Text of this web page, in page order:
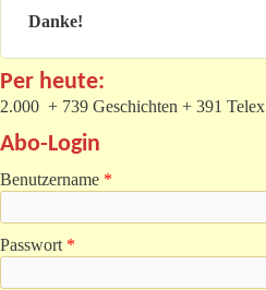
Danke!
Per heute:
2.000 + 739 Geschichten + 391 Telex
Abo-Login
Benutzername *
Passwort *